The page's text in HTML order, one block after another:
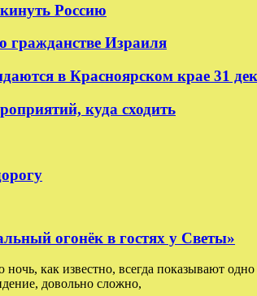
Россию
гражданстве Израиля
в Красноярском крае 31
куда сходить
огонёк в гостях у Светы»
как известно, всегда показывают
довольно сложно,